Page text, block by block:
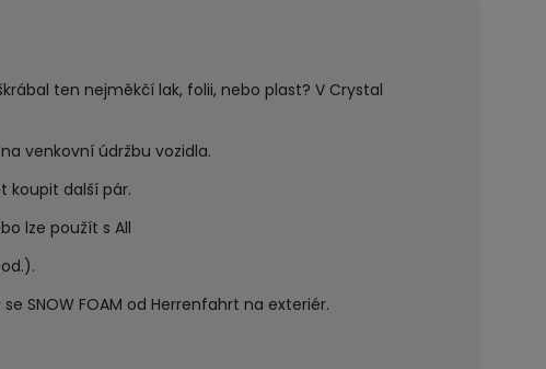
ten nejměkčí lak, folii, nebo plast? V Crystal
venkovní údržbu vozidla.
koupit další pár.
lze použít s All
SNOW FOAM od Herrenfahrt na exteriér.